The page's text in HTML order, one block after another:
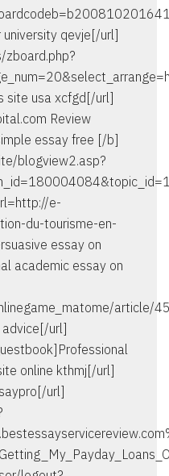
qevje[/url]
site usa xcfgd[/url]
Review
essay free [/b]
blogview2.asp?
e-
du-tourisme-en-
essay on
academic essay on
article/
url]
online kthmj[/url]
url]